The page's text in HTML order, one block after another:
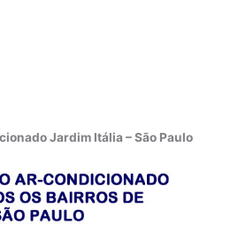
Jardim Itália – São Paulo